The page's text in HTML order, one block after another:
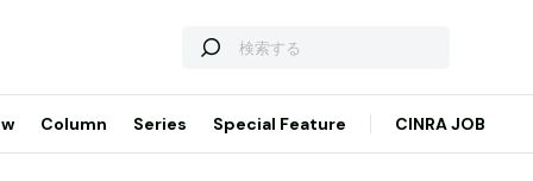
Column Series Special Feature CINRA JOB